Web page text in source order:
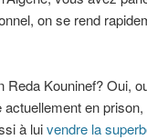
on se rend
Kouninef? Oui,
en
à luivendre la